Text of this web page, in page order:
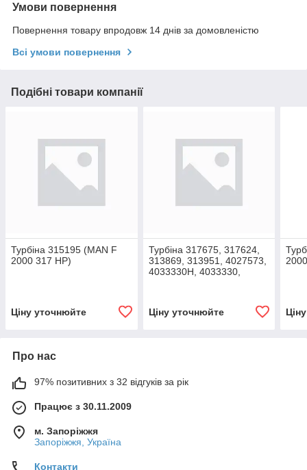
Умови повернення
Повернення товару впродовж 14 днів за домовленістю
Всі умови повернення
Подібні товари компанії
Турбіна 315195 (MAN F
2000 317 HP)
Ціну уточнюйте
Турбіна 317675, 317624,
313869, 313951, 4027573,
4033330H, 4033330,
Ціну уточнюйте
Про нас
97% позитивних з 32 відгуків за рік
Працює з 30.11.2009
м. Запоріжжя
Запоріжжя, Україна
Контакти